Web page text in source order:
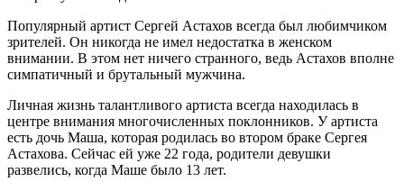
Популярный артист Сергей Астахов всегда был любимчиком
зрителей. Он никогда не имел недостатка в женском
внимании. В этом нет ничего странного, ведь Астахов вполне
симпатичный и брутальный мужчина.
Личная жизнь талантливого артиста всегда находилась в
центре внимания многочисленных поклонников. У артиста
есть дочь Маша, которая родилась во втором браке Сергея
Астахова. Сейчас ей уже 22 года, родители девушки
развелись, когда Маше было 13 лет.